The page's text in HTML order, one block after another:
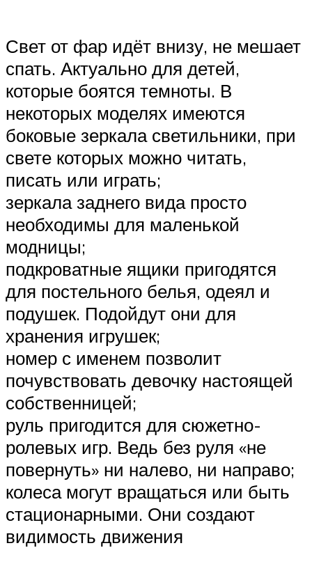
Свет от фар идёт внизу, не мешает
спать. Актуально для детей,
которые боятся темноты. В
некоторых моделях имеются
боковые зеркала светильники, при
свете которых можно читать,
писать или играть;
зеркала заднего вида просто
необходимы для маленькой
модницы;
подкроватные ящики пригодятся
для постельного белья, одеял и
подушек. Подойдут они для
хранения игрушек;
номер с именем позволит
почувствовать девочку настоящей
собственницей;
руль пригодится для сюжетно-
ролевых игр. Ведь без руля «не
повернуть» ни налево, ни направо;
колеса могут вращаться или быть
стационарными. Они создают
видимость движения